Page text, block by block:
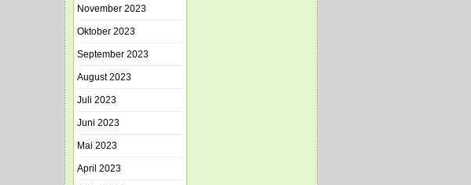
November 2023
Oktober 2023
September 2023
August 2023
Juli 2023
Juni 2023
Mai 2023
April 2023